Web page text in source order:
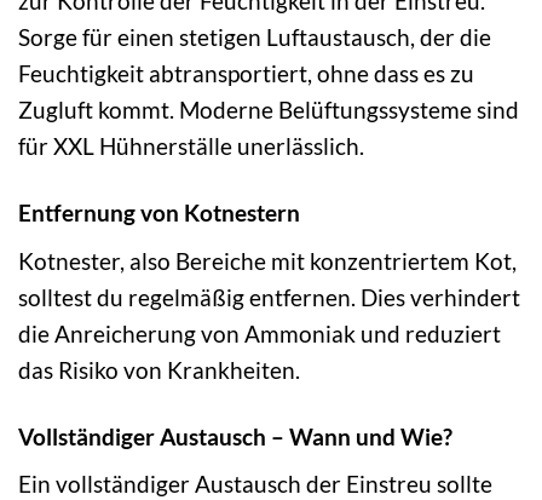
Sorge für einen stetigen Luftaustausch, der die
Feuchtigkeit abtransportiert, ohne dass es zu
Zugluft kommt. Moderne Belüftungssysteme sind
für XXL Hühnerställe unerlässlich.
Entfernung von Kotnestern
Kotnester, also Bereiche mit konzentriertem Kot,
solltest du regelmäßig entfernen. Dies verhindert
die Anreicherung von Ammoniak und reduziert
das Risiko von Krankheiten.
Vollständiger Austausch – Wann und Wie?
Ein vollständiger Austausch der Einstreu sollte